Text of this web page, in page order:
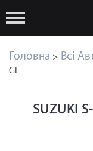
Головна > Всі
GL
SUZUKI